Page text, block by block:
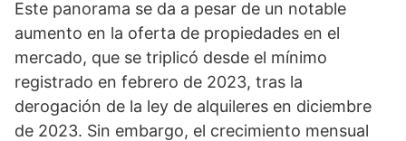
Este panorama se da a pesar de un notable
aumento en la oferta de propiedades en el
mercado, que se triplicó desde el mínimo
registrado en febrero de 2023, tras la
derogación de la ley de alquileres en diciembre
de 2023. Sin embargo, el crecimiento mensual